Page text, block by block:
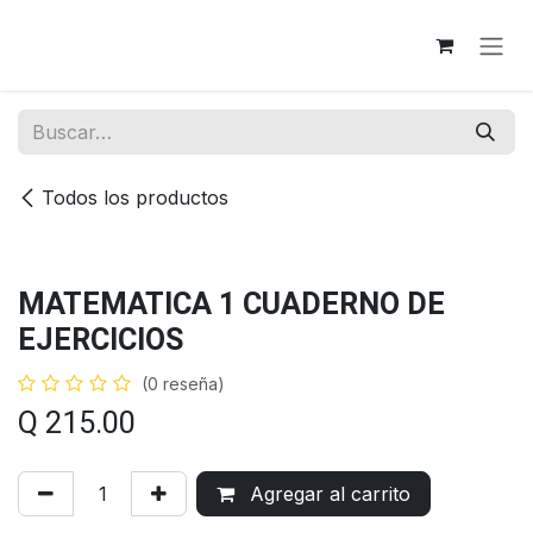
Todos los productos
MATEMATICA 1 CUADERNO DE
EJERCICIOS
(0 reseña)
Q 215.00
Agregar al carrito